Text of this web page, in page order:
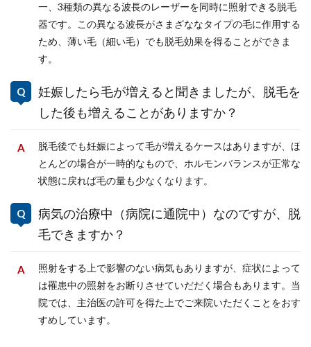
一、3種類の異なる波長のレーザーを同時に照射できる脱毛
器です。この異なる波長がさまざななタイプの毛に作用する
ため、薄い毛（細い毛）でも脱毛効果を得ることができま
す。
妊娠したら毛が増えると聞きましたが、脱毛を
した後も増えることがありますか？
脱毛後でも妊娠によって毛が増えるケースはありますが、ほ
とんどの場合が一時的なもので、ホルモンバランスが正常な
状態に戻れば毛の量も少なくなります。
病気の治療中（病院に通院中）なのですが、脱
毛できますか？
照射をする上で影響のない病気もありますが、症状によって
は罹患中の照射をお断りさせていだだく場合もあります。当
院では、主治医の許可を得た上でご来院いただくことをおす
すめしています。